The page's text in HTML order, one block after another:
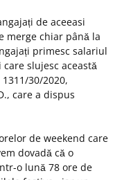
de aceeasi
merge chiar până la
primesc salariul
slujesc această
30/2020,
care a dispus
de weekend care
dovadă că o
o lună 78 ore de